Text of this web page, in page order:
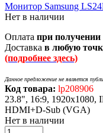
Монитор Samsung
Нет в наличии
Оплата при получении
Доставка в любую
(подробнее здесь)
Данное предложение не является
Код товара: lp208906
23.8", 16:9, 1920x1080,
HDMI+D-Sub (VGA)
Нет в наличии